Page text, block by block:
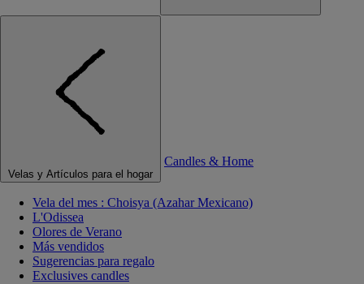
Velas y Artículos para el hogar
Candles & Home
Vela del mes : Choisya (Azahar Mexicano)
L'Odissea
Olores de Verano
Más vendidos
Sugerencias para regalo
Exclusives candles